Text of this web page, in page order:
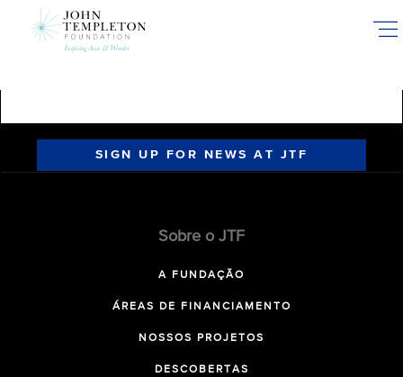
SIGN UP FOR NEWS AT JTF
Sobre o JTF
A FUNDAÇÃO
ÁREAS DE FINANCIAMENTO
NOSSOS PROJETOS
DESCOBERTAS